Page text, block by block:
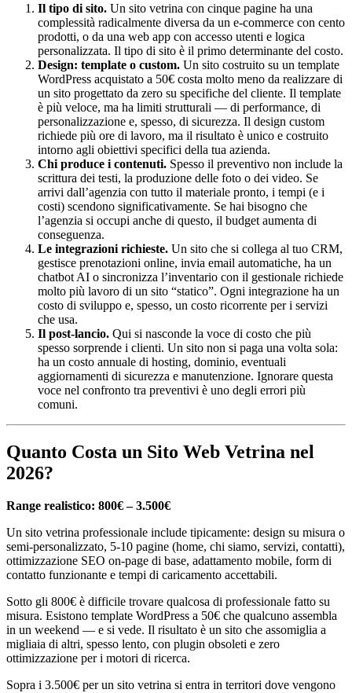
Il tipo di sito. Un sito vetrina con cinque pagine ha una
complessità radicalmente diversa da un e-commerce con cento
prodotti, o da una web app con accesso utenti e logica
personalizzata. Il tipo di sito è il primo determinante del costo.
Design: template o custom. Un sito costruito su un template
WordPress acquistato a 50€ costa molto meno da realizzare di
un sito progettato da zero su specifiche del cliente. Il template
è più veloce, ma ha limiti strutturali — di performance, di
personalizzazione e, spesso, di sicurezza. Il design custom
richiede più ore di lavoro, ma il risultato è unico e costruito
intorno agli obiettivi specifici della tua azienda.
Chi produce i contenuti. Spesso il preventivo non include la
scrittura dei testi, la produzione delle foto o dei video. Se
arrivi dall’agenzia con tutto il materiale pronto, i tempi (e i
costi) scendono significativamente. Se hai bisogno che
l’agenzia si occupi anche di questo, il budget aumenta di
conseguenza.
Le integrazioni richieste. Un sito che si collega al tuo CRM,
gestisce prenotazioni online, invia email automatiche, ha un
chatbot AI o sincronizza l’inventario con il gestionale richiede
molto più lavoro di un sito “statico”. Ogni integrazione ha un
costo di sviluppo e, spesso, un costo ricorrente per i servizi
che usa.
Il post-lancio. Qui si nasconde la voce di costo che più
spesso sorprende i clienti. Un sito non si paga una volta sola:
ha un costo annuale di hosting, dominio, eventuali
aggiornamenti di sicurezza e manutenzione. Ignorare questa
voce nel confronto tra preventivi è uno degli errori più
comuni.
Quanto Costa un Sito Web Vetrina nel
2026?
Range realistico: 800€ – 3.500€
Un sito vetrina professionale include tipicamente: design su misura o
semi-personalizzato, 5-10 pagine (home, chi siamo, servizi, contatti),
ottimizzazione SEO on-page di base, adattamento mobile, form di
contatto funzionante e tempi di caricamento accettabili.
Sotto gli 800€ è difficile trovare qualcosa di professionale fatto su
misura. Esistono template WordPress a 50€ che qualcuno assembla
in un weekend — e si vede. Il risultato è un sito che assomiglia a
migliaia di altri, spesso lento, con plugin obsoleti e zero
ottimizzazione per i motori di ricerca.
Sopra i 3.500€ per un sito vetrina si entra in territori dove vengono